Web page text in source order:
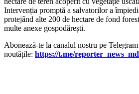
Intervenția promptă a salvatorilor a
protejând alte 200 de hectare de fond
multe anexe gospodărești.
‍Abonează-te la canalul nostru pe
noutățile: https://t.me/reporter_news_md